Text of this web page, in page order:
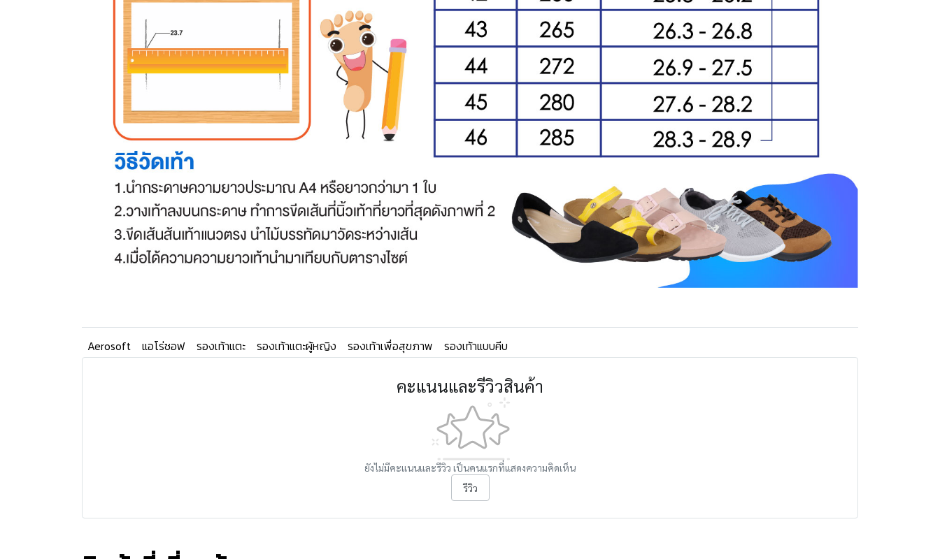
Aerosoft แอโร่ซอฟ รองเท้าแตะ รองเท้าแตะผู้หญิง รองเท้าเพื่อสุขภาพ รองเท้าแบบคีบ
คะแนนและรีวิวสินค้า
ยังไม่มีคะแนนและรีวิว เป็นคนแรกที่แสดงความคิดเห็น
รีวิว